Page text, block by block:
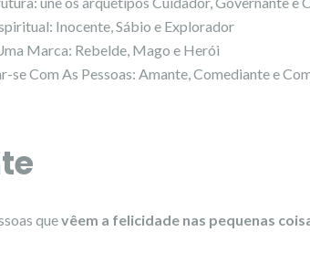
Inocente, Sábio e Explorador
Marca: Rebelde, Mago e Herói
se Com As Pessoas: Amante, Comediante e
quevêem a felicidade nas pequenas